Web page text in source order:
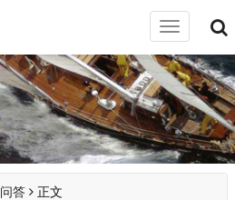
切
导
航
答 正文